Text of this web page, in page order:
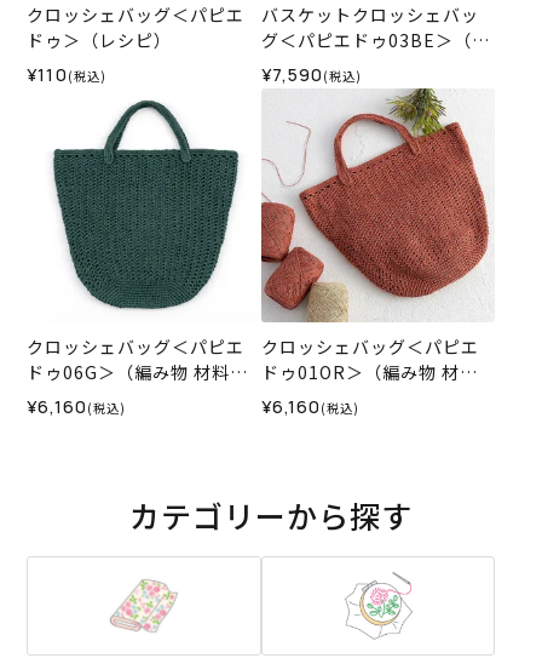
クロッシェバッグ＜パピエ
ドゥ＞（レシピ）
¥110 (税込)
バスケットクロッシェバッ
グ＜パピエドゥ03BE＞（編
み物 材料セット）
¥7,590 (税込)
クロッシェバッグ＜パピエ
ドゥ06G＞（編み物 材料セ
ット）
¥6,160 (税込)
クロッシェバッグ＜パピエ
ドゥ01OR＞（編み物 材料
セット）
¥6,160 (税込)
カテゴリーから探す